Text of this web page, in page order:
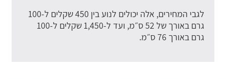
לגבי המחירים, אלה יכולים לנוע בין 450 שקלים ל-100
גרם באורך של 52 ס״מ, ועד ל-1,450 שקלים ל-100
גרם באורך 76 ס״מ.